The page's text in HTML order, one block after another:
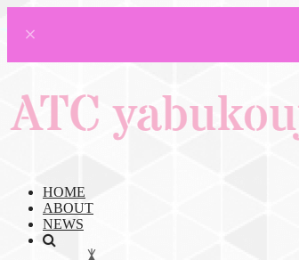
HOME
ABOUT
NEWS